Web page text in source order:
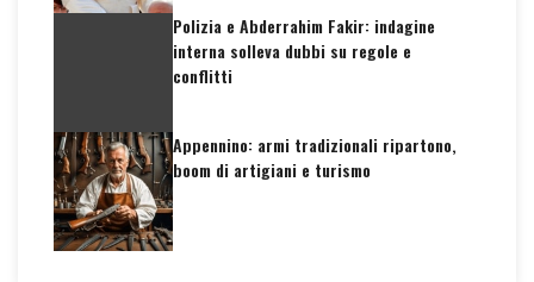
Polizia e Abderrahim Fakir: indagine
interna solleva dubbi su regole e
conflitti
Appennino: armi tradizionali ripartono,
boom di artigiani e turismo